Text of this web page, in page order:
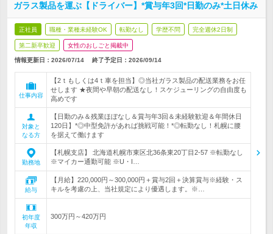
ガラス製品を運ぶ【ドライバー】*賞与年3回*日勤のみ*土日休み
正社員 職種・業種未経験OK 転勤なし 学歴不問 完全週休2日制
第二新卒歓迎 女性のおしごと掲載中
情報更新日：2026/07/14 終了予定日： 2026/09/14
仕事内容
【2ｔもしくは4ｔ車を担当】◎当社ガラス製品の配送業務をお任
せします ★夜間や早朝の配送なし！スケジューリングの自由度も
高めです
対象と
なる方
【日勤のみ＆残業ほぼなし＆賞与年3回＆未経験歓迎＆年間休日
120日】*◎中型免許があれば挑戦可能！*◎転勤なし！札幌に腰
を据えて働けます
勤務地
【札幌支店】 北海道札幌市東区北36条東20丁目2-57 ※転勤なし
※マイカー通勤可能 ※U・I…
給与
【月給】220,000円～300,000円＋賞与2回＋決算賞与※経験・ス
キルを考慮の上、当社規定により優遇します。※…
初年度
年収
300万円～420万円